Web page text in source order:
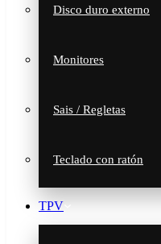
Disco duro externo
Monitores
Sais / Regletas
Teclado con ratón
TPV